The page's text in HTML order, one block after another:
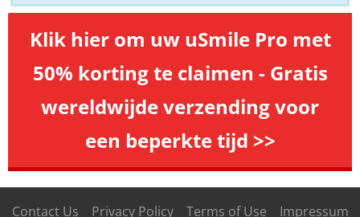
Klik hier om uw uSmile Pro met
50% korting te claimen - Gratis
wereldwijde verzending voor
een beperkte tijd >>
Contact Us Privacy Policy Terms of Use Impressum